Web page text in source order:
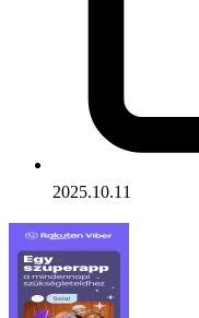
2025.10.11